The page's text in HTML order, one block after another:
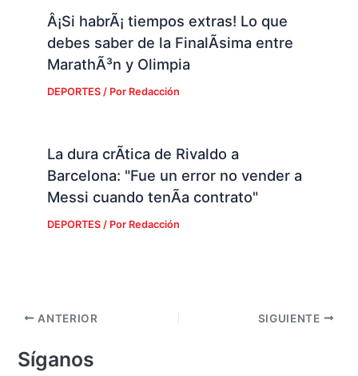
Â¡Si habrÃ¡ tiempos extras! Lo que
debes saber de la FinalÃ­sima entre
MarathÃ³n y Olimpia
DEPORTES/ Por Redacción
La dura crÃ­tica de Rivaldo a
Barcelona: "Fue un error no vender a
Messi cuando tenÃ­a contrato"
DEPORTES/ Por Redacción
ANTERIOR SIGUIENTE
Síganos